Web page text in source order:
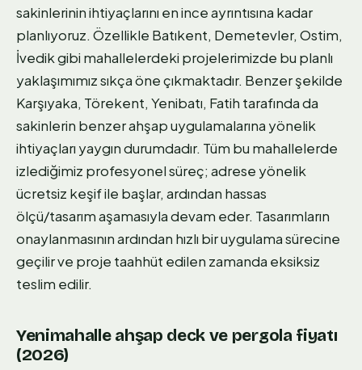
sakinlerinin ihtiyaçlarını en ince ayrıntısına kadar
planlıyoruz. Özellikle Batıkent, Demetevler, Ostim,
İvedik gibi mahallelerdeki projelerimizde bu planlı
yaklaşımımız sıkça öne çıkmaktadır. Benzer şekilde
Karşıyaka, Törekent, Yenibatı, Fatih tarafında da
sakinlerin benzer ahşap uygulamalarına yönelik
ihtiyaçları yaygın durumdadır. Tüm bu mahallelerde
izlediğimiz profesyonel süreç; adrese yönelik
ücretsiz keşif ile başlar, ardından hassas
ölçü/tasarım aşamasıyla devam eder. Tasarımların
onaylanmasının ardından hızlı bir uygulama sürecine
geçilir ve proje taahhüt edilen zamanda eksiksiz
teslim edilir.
Yenimahalle ahşap deck ve pergola fiyatı
(2026)